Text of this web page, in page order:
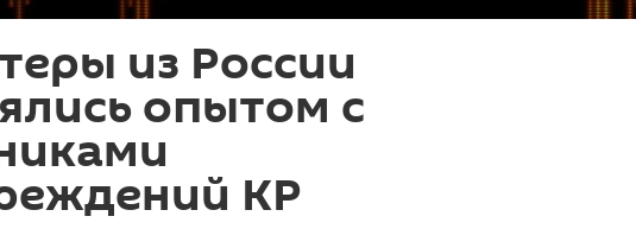
из России
опытом с
КР